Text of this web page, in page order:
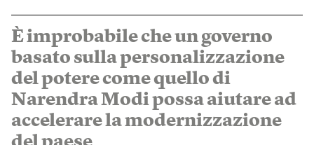
È improbabile che un governo
basato sulla personalizzazione
del potere come quello di
Narendra Modi possa aiutare ad
accelerare la modernizzazione